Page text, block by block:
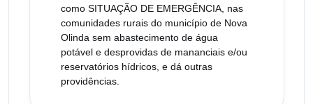
como SITUAÇÃO DE EMERGÊNCIA, nas
comunidades rurais do município de Nova
Olinda sem abastecimento de água
potável e desprovidas de mananciais e/ou
reservatórios hídricos, e dá outras
providências.